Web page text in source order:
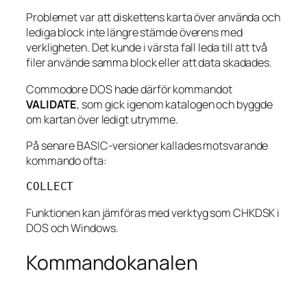
Problemet var att diskettens karta över använda och
lediga block inte längre stämde överens med
verkligheten. Det kunde i värsta fall leda till att två
filer använde samma block eller att data skadades.
Commodore DOS hade därför kommandot
VALIDATE, som gick igenom katalogen och byggde
om kartan över ledigt utrymme.
På senare BASIC-versioner kallades motsvarande
kommando ofta:
COLLECT
Funktionen kan jämföras med verktyg som CHKDSK i
DOS och Windows.
Kommandokanalen